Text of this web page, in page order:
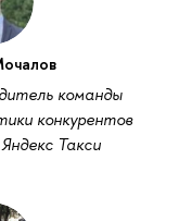
команды
конкурентов
Такси